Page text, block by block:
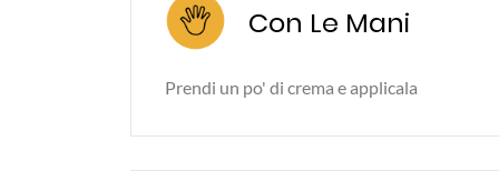
Con Le Mani
Prendi un po' di crema e applicala